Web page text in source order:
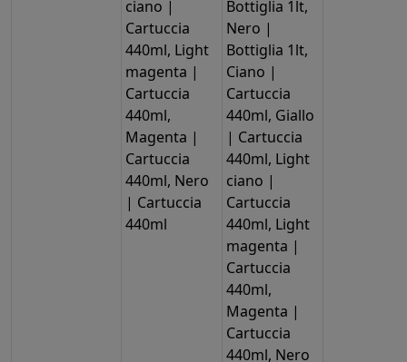
ciano |
Cartuccia
440ml, Light
magenta |
Cartuccia
440ml,
Magenta |
Cartuccia
440ml, Nero
| Cartuccia
440ml
Bottiglia 1lt,
Nero |
Bottiglia 1lt,
Ciano |
Cartuccia
440ml, Giallo
| Cartuccia
440ml, Light
ciano |
Cartuccia
440ml, Light
magenta |
Cartuccia
440ml,
Magenta |
Cartuccia
440ml, Nero